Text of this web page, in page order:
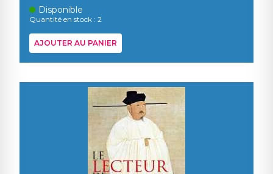
Disponible
Quantité en stock : 2
AJOUTER AU PANIER